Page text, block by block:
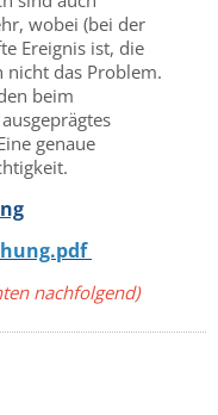
wobei (bei der
Ereignis ist, die
nicht das Problem.
beim
genaue
nachfolgend)